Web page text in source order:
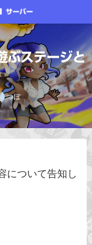
ぶステージと
つぼ
について告知し